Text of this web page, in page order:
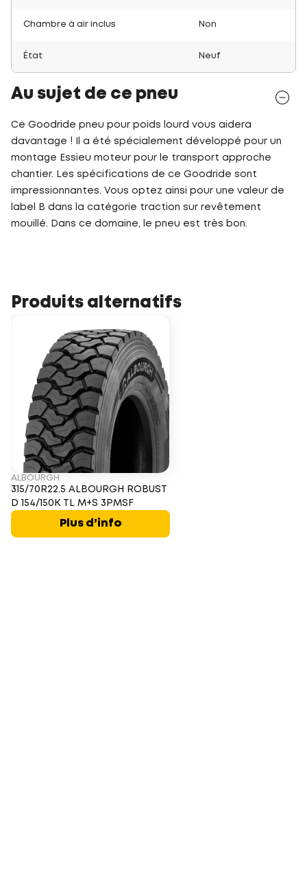
Chambre à air inclus Non
État Neuf
Au sujet de ce pneu
Ce Goodride pneu pour poids lourd vous aidera
davantage ! Il a été spécialement développé pour un
montage Essieu moteur pour le transport approche
chantier. Les spécifications de ce Goodride sont
impressionnantes. Vous optez ainsi pour une valeur de
label B dans la catégorie traction sur revêtement
mouillé. Dans ce domaine, le pneu est très bon.
Produits alternatifs
ALBOURGH
315/70R22.5 ALBOURGH ROBUST
D 154/150K TL M+S 3PMSF
Plus d’info